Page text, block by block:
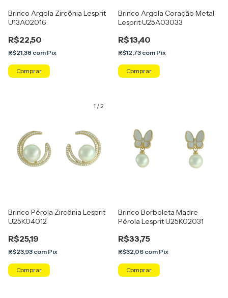
Brinco Argola Zircônia Lesprit
U13A02016
R$22,50
R$21,38 com Pix
Brinco Argola Coração Metal
Lesprit U25A03033
R$13,40
R$12,73 com Pix
Comprar
1 /2
Brinco Pérola Zircônia Lesprit
U25K04012
R$25,19
R$23,93 com Pix
Brinco Borboleta Madre
Pérola Lesprit U25K02031
R$33,75
R$32,06 com Pix